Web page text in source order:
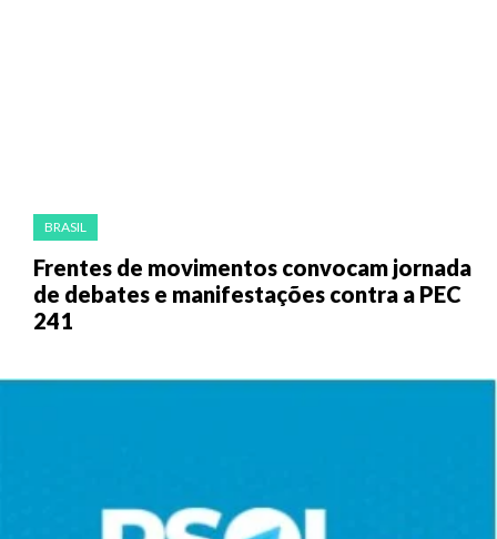
BRASIL
Frentes de movimentos convocam jornada
de debates e manifestações contra a PEC
241